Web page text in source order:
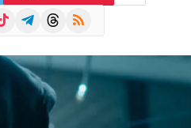
TelegramThreads
RSS